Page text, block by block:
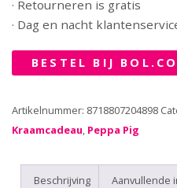
· Retourneren is gratis
· Dag en nacht
BESTEL BIJ
Artikelnummer: 8718807204898
Kraamcadeau Peppa Pig
Beschrijving Aanvullende